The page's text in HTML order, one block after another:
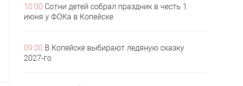
10:00 Сотни детей собрал праздник в честь 1
июня у ФОКа в Копейске
09:00 В Копейске выбирают ледяную сказку
2027‑го